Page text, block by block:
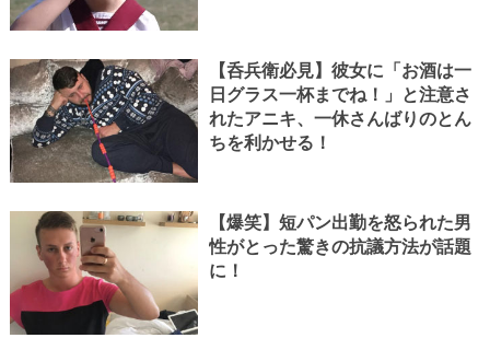
【呑兵衛必見】彼女に「お酒は一
日グラス一杯までね！」と注意さ
れたアニキ、一休さんばりのとん
ちを利かせる！
【爆笑】短パン出勤を怒られた男
性がとった驚きの抗議方法が話題
に！